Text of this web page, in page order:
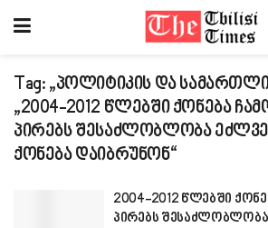
Tag: „პოლიტიკის და
„2004-2012 წლებში ქონება
პირებს შესაძლობლობა
ქონება დაიბრუნონ“
2004-2012 წლებში
პირებს